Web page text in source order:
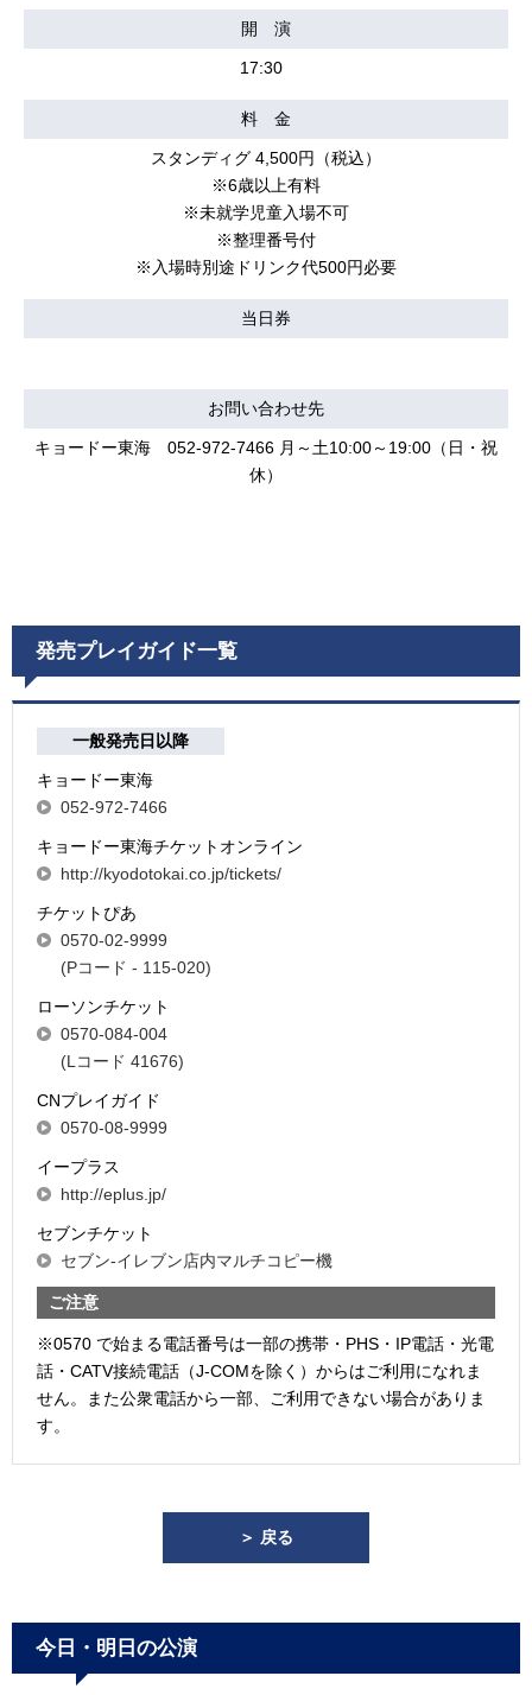
開 演
17:30
料 金
スタンディグ 4,500円（税込）
※6歳以上有料
※未就学児童入場不可
※整理番号付
※入場時別途ドリンク代500円必要
当日券
お問い合わせ先
キョードー東海 052-972-7466 月～土10:00～19:00（日・祝
休）
発売プレイガイド一覧
一般発売日以降
キョードー東海
052-972-7466
キョードー東海チケットオンライン
http://kyodotokai.co.jp/tickets/
チケットぴあ
0570-02-9999
(Pコード - 115-020)
ローソンチケット
0570-084-004
(Lコード 41676)
CNプレイガイド
0570-08-9999
イープラス
http://eplus.jp/
セブンチケット
セブン-イレブン店内マルチコピー機
ご注意
※0570 で始まる電話番号は一部の携帯・PHS・IP電話・光電
話・CATV接続電話（J-COMを除く）からはご利用になれま
せん。また公衆電話から一部、ご利用できない場合がありま
す。
＞ 戻る
今日・明日の公演